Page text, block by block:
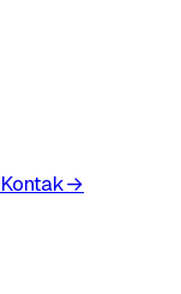
Kontak→